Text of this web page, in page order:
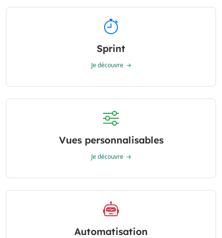
Sprint
Je découvre
Vues personnalisables
Je découvre
Automatisation